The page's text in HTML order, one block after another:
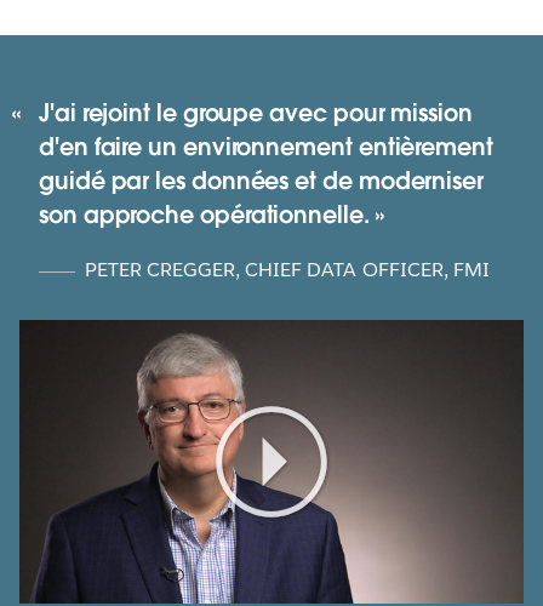
J'ai rejoint le groupe avec pour mission
d'en faire un environnement entièrement
guidé par les données et de moderniser
son approche opérationnelle.
PETER CREGGER, CHIEF DATA OFFICER, FMI
Play